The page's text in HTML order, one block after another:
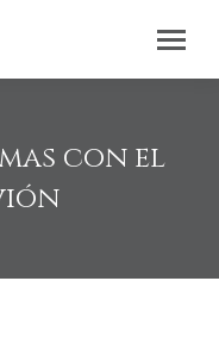
con el